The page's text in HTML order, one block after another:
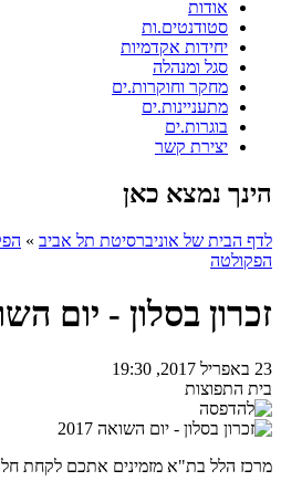
אודות
סטודנטים.ות
יחידות אקדמיות
סגל ומנהלה
מחקר וחוקרות.ים
מתעניינות.ים
בוגרות.ים
יצירת קשר
הינך נמצא כאן
לדף הבית של אוניברסיטת תל אביב »
הפקולטה
זכרון בסלון - יום השואה
23 באפריל 2017, 19:30
בית התפוצות
מרכז הלל בת"א מזמינים אתכם לקחת חלק